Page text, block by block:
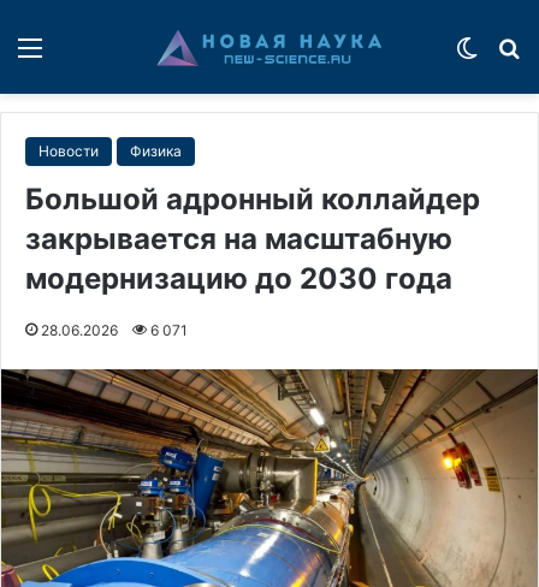
Новости Физика
Большой адронный коллайдер
закрывается на масштабную
модернизацию до 2030 года
28.06.2026 6 071